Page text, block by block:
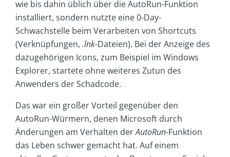
wie bis dahin üblich über die AutoRun-Funktion
installiert, sondern nutzte eine 0-Day-
Schwachstelle beim Verarbeiten von Shortcuts
(Verknüpfungen, .lnk-Dateien). Bei der Anzeige des
dazugehörigen Icons, zum Beispiel im Windows
Explorer, startete ohne weiteres Zutun des
Anwenders der Schadcode.
Das war ein großer Vorteil gegenüber den
AutoRun-Würmern, denen Microsoft durch
Änderungen am Verhalten derAutoRun-Funktion
das Leben schwer gemacht hat. Auf einem